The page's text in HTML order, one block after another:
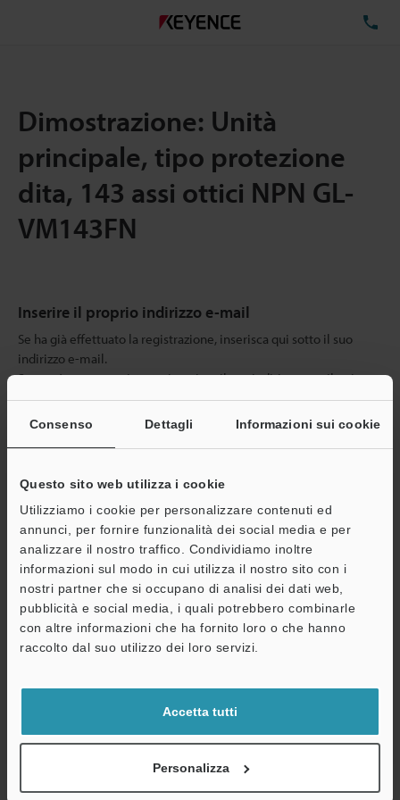
Consenso Dettagli Informazioni sui cookie
Questo sito web utilizza i cookie
Utilizziamo i cookie per personalizzare contenuti ed
annunci, per fornire funzionalità dei social media e per
analizzare il nostro traffico. Condividiamo inoltre
informazioni sul modo in cui utilizza il nostro sito con i
nostri partner che si occupano di analisi dei dati web,
pubblicità e social media, i quali potrebbero combinarle
con altre informazioni che ha fornito loro o che hanno
raccolto dal suo utilizzo dei loro servizi.
Accetta tutti
Personalizza
Dimostrazione: Unità
principale, tipo protezione
dita, 143 assi ottici NPN GL-
VM143FN
Inserire il proprio indirizzo e-mail
Se ha già effettuato la registrazione, inserisca qui sotto il suo
indirizzo e-mail.
Se non è ancora registrato, inserisca il suo indirizzo email qui
sotto e clicchi su "Continua" per completare la registrazione.
Continua
Privacy garantita al 100% - le informazioni personali non saranno
mai condivise.
Download istantaneo della documentazione